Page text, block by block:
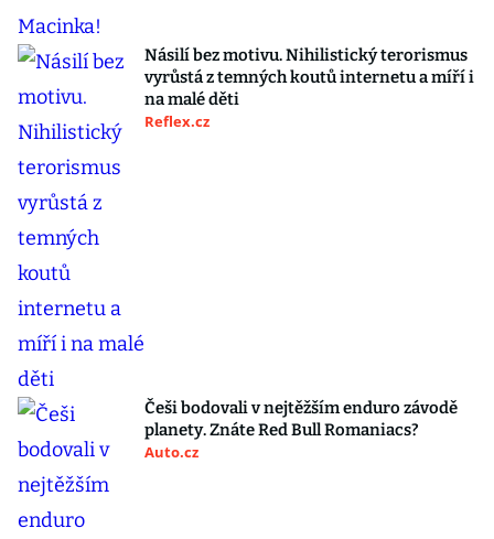
Násilí bez motivu. Nihilistický terorismus
vyrůstá z temných koutů internetu a míří i
na malé děti
Reflex.cz
Češi bodovali v nejtěžším enduro závodě
planety. Znáte Red Bull Romaniacs?
Auto.cz